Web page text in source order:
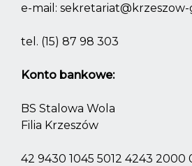
e-mail: sekretariat@krzeszow-
tel. (15) 87 98 303
Konto bankowe:
BS Stalowa Wola
Filia Krzeszów
42 9430 1045 5012 4243 2000